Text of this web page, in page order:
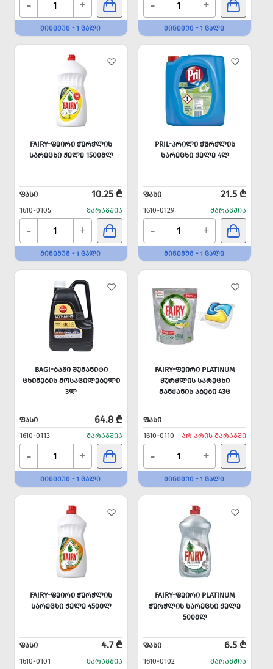
- +
ᲛᲘᲜᲘᲛᲣᲛ - 1 ᲪᲐᲚᲘ
- +
ᲛᲘᲜᲘᲛᲣᲛ - 1 ᲪᲐᲚᲘ
FAIRY-ᲤᲔᲘᲠᲘ ᲭᲣᲠᲭᲚᲘᲡ
ᲡᲐᲠᲔᲪᲮᲘ ᲟᲔᲚᲔ 1500ᲛᲚ
ᲤᲐᲡᲘ 10.25 ₾
1610-0105 ᲛᲐᲠᲐᲒᲨᲘᲐ
- +
ᲛᲘᲜᲘᲛᲣᲛ - 1 ᲪᲐᲚᲘ
PRIL-ᲞᲠᲘᲚᲘ ᲭᲣᲠᲭᲚᲘᲡ
ᲡᲐᲠᲔᲪᲮᲘ ᲟᲔᲚᲔ 4Ლ
ᲤᲐᲡᲘ 21.5 ₾
1610-0129 ᲛᲐᲠᲐᲒᲨᲘᲐ
- +
ᲛᲘᲜᲘᲛᲣᲛ - 1 ᲪᲐᲚᲘ
BAGI-ᲑᲐᲒᲘ ᲨᲣᲛᲐᲜᲘᲢᲘ
ᲪᲮᲘᲛᲔᲑᲘᲡ ᲛᲝᲡᲐᲪᲘᲚᲔᲑᲔᲚᲘ
3Ლ
ᲤᲐᲡᲘ 64.8 ₾
1610-0113 ᲛᲐᲠᲐᲒᲨᲘᲐ
- +
ᲛᲘᲜᲘᲛᲣᲛ - 1 ᲪᲐᲚᲘ
FAIRY-ᲤᲔᲘᲠᲘ PLATINUM
ᲭᲣᲠᲭᲚᲘᲡ ᲡᲐᲠᲔᲪᲮᲘ
ᲛᲐᲜᲥᲐᲜᲘᲡ ᲐᲑᲔᲑᲘ 43Ც
ᲤᲐᲡᲘ
1610-0110
ᲐᲠ ᲐᲠᲘᲡ ᲛᲐᲠᲐᲒᲨᲘ
- +
ᲛᲘᲜᲘᲛᲣᲛ - 1 ᲪᲐᲚᲘ
FAIRY-ᲤᲔᲘᲠᲘ ᲭᲣᲠᲭᲚᲘᲡ
ᲡᲐᲠᲔᲪᲮᲘ ᲟᲔᲚᲔ 450ᲛᲚ
ᲤᲐᲡᲘ 4.7 ₾
1610-0101 ᲛᲐᲠᲐᲒᲨᲘᲐ
FAIRY-ᲤᲔᲘᲠᲘ PLATINUM
ᲭᲣᲠᲭᲚᲘᲡ ᲡᲐᲠᲔᲪᲮᲘ ᲟᲔᲚᲔ
500ᲛᲚ
ᲤᲐᲡᲘ 6.5 ₾
1610-0102 ᲛᲐᲠᲐᲒᲨᲘᲐ